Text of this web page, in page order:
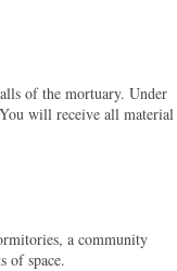
of the mortuary. Under
will receive all material
a community
of space.